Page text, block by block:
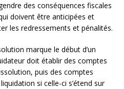
des conséquences fiscales
doivent être anticipées et
les redressements et pénalités.
marque le début d’un
doit établir des comptes
puis des comptes
si celle-ci s’étend sur